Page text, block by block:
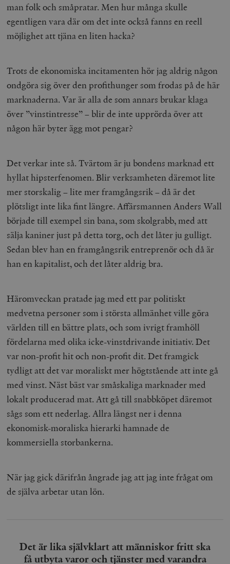
man folk och småpratar. Men hur många skulle
egentligen vara där om det inte också fanns en reell
möjlighet att tjäna en liten hacka?
Trots de ekonomiska incitamenten hör jag aldrig någon
ondgöra sig över den profithunger som frodas på de här
marknaderna. Var är alla de som annars brukar klaga
över ”vinstintresse” – blir de inte upprörda över att
någon här byter ägg mot pengar?
Det verkar inte så. Tvärtom är ju bondens marknad ett
hyllat hipsterfenomen. Blir verksamheten däremot lite
mer storskalig – lite mer framgångsrik – då är det
plötsligt inte lika fint längre. Affärsmannen Anders Wall
började till exempel sin bana, som skolgrabb, med att
sälja kaniner just på detta torg, och det låter ju gulligt.
Sedan blev han en framgångsrik entreprenör och då är
han en kapitalist, och det låter aldrig bra.
Häromveckan pratade jag med ett par politiskt
medvetna personer som i största allmänhet ville göra
världen till en bättre plats, och som ivrigt framhöll
fördelarna med olika icke-vinstdrivande initiativ. Det
var non-profit hit och non-profit dit. Det framgick
tydligt att det var moraliskt mer högtstående att inte gå
med vinst. Näst bäst var småskaliga marknader med
lokalt producerad mat. Att gå till snabbköpet däremot
sågs som ett nederlag. Allra längst ner i denna
ekonomisk-moraliska hierarki hamnade de
kommersiella storbankerna.
När jag gick därifrån ångrade jag att jag inte frågat om
de själva arbetar utan lön.
Det är lika självklart att människor fritt ska
få utbyta varor och tjänster med varandra